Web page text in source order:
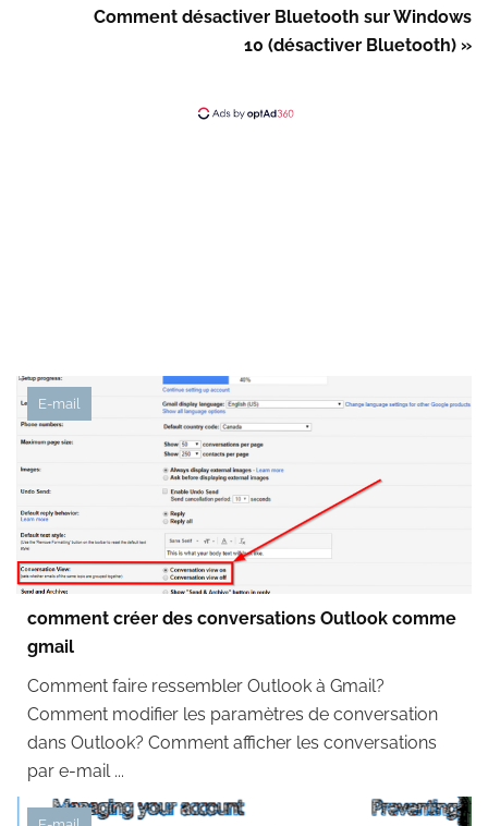
Comment désactiver Bluetooth sur Windows
10 (désactiver Bluetooth) »
E-mail
comment créer des conversations Outlook comme
gmail
Comment faire ressembler Outlook à Gmail?
Comment modifier les paramètres de conversation
dans Outlook? Comment afficher les conversations
par e-mail ...